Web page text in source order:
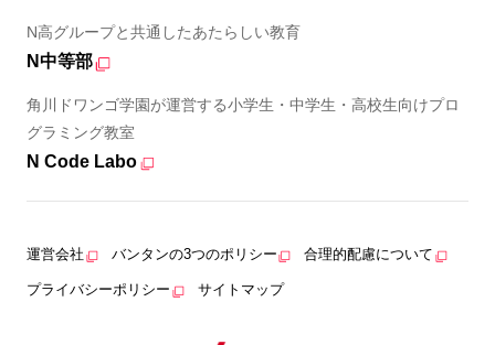
N高グループと共通したあたらしい教育
N中等部
角川ドワンゴ学園が運営する小学生・中学生・高校生向けプロ
グラミング教室
N Code Labo
運営会社 バンタンの3つのポリシー 合理的配慮について
プライバシーポリシー サイトマップ